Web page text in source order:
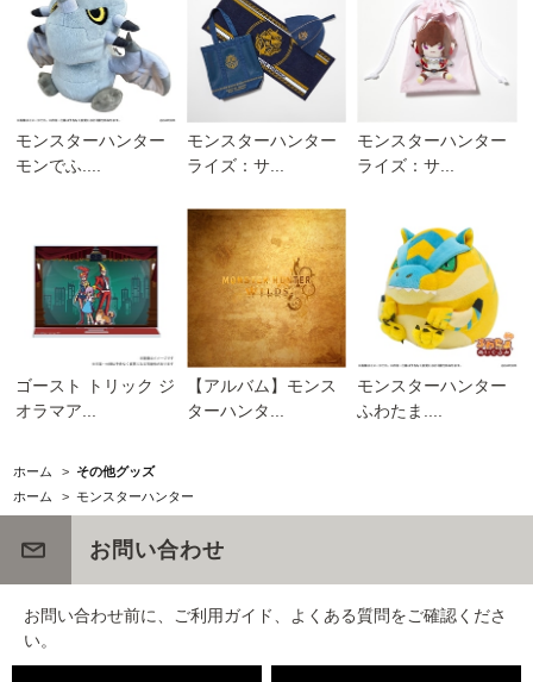
モンスターハンター
モンでふ....
モンスターハンター
ライズ：サ...
モンスターハンター
ライズ：サ...
ゴースト トリック ジ
オラマア...
【アルバム】モンス
ターハンタ...
モンスターハンター
ふわたま....
ホーム > その他グッズ
ホーム
> モンスターハンター
お問い合わせ
お問い合わせ前に、ご利用ガイド、よくある質問をご確認くださ
い。